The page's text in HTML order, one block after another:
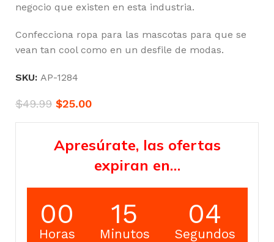
negocio que existen en esta industria.
Confecciona ropa para las mascotas para que se
vean tan cool como en un desfile de modas.
SKU: AP-1284
$49.99 $25.00
Apresúrate, las ofertas
expiran en…
00
Horas
15
Minutos
03
Segundos